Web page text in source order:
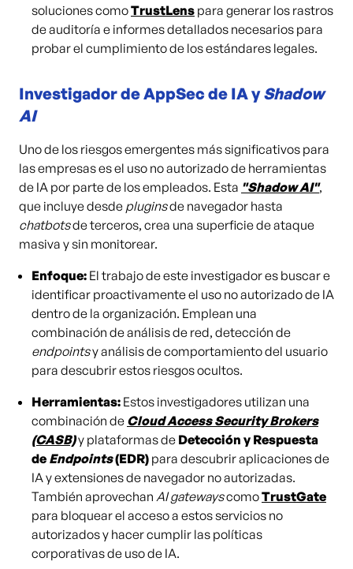
soluciones comoTrustLens para generar los rastros
de auditoría e informes detallados necesarios para
probar el cumplimiento de los estándares legales.
Investigador de AppSec de IA yShadow
AI
Uno de los riesgos emergentes más significativos para
las empresas es el uso no autorizado de herramientas
de IA por parte de los empleados. Esta "Shadow AI",
que incluye desde pluginsde navegador hasta
chatbotsde terceros, crea una superficie de ataque
masiva y sin monitorear.
Enfoque: El trabajo de este investigador es buscar e
identificar proactivamente el uso no autorizado de IA
dentro de la organización. Emplean una
combinación de análisis de red, detección de
endpointsy análisis de comportamiento del usuario
para descubrir estos riesgos ocultos.
Herramientas: Estos investigadores utilizan una
combinación de Cloud Access Security Brokers
(CASB)y plataformas de Detección y Respuesta
de Endpoints(EDR) para descubrir aplicaciones de
IA y extensiones de navegador no autorizadas.
También aprovechan AI gatewayscomoTrustGate
para bloquear el acceso a estos servicios no
autorizados y hacer cumplir las políticas
corporativas de uso de IA.